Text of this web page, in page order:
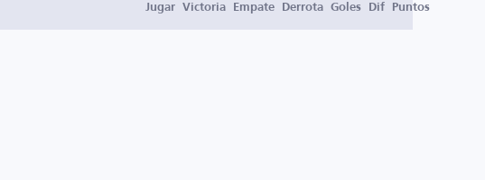
Jugar Victoria Empate Derrota Goles Dif Puntos